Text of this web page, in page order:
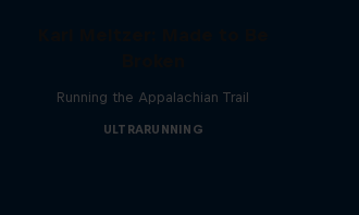
Running the Appalachian Trail
ULTRARUNNING